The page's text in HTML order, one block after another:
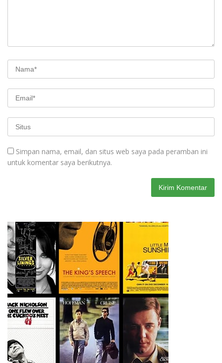
Simpan nama, email, dan situs web saya pada peramban ini
untuk komentar saya berikutnya.